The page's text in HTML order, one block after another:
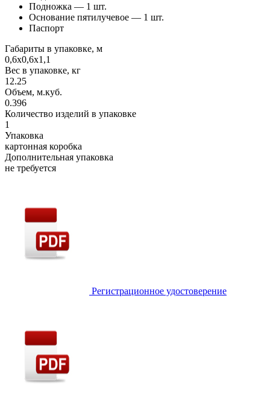
Подножка — 1 шт.
Основание пятилучевое — 1 шт.
Паспорт
Габариты в упаковке, м
0,6х0,6х1,1
Вес в упаковке, кг
12.25
Объем, м.куб.
0.396
Количество изделий в упаковке
1
Упаковка
картонная коробка
Дополнительная упаковка
не требуется
Регистрационное удостоверение